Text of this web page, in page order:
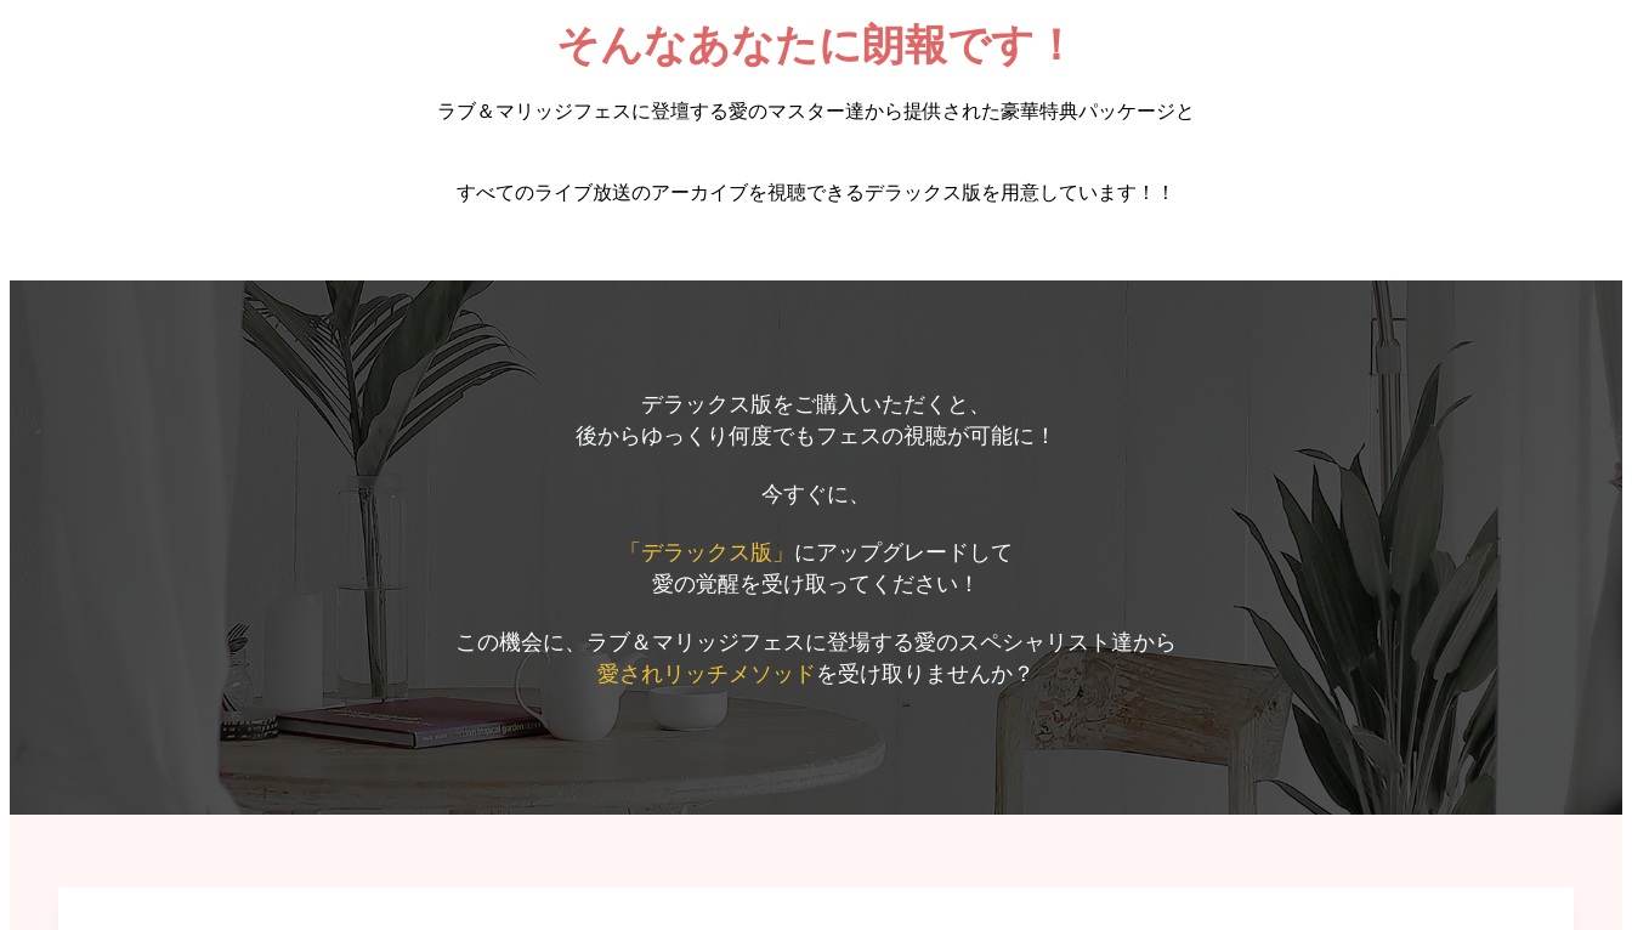
そんなあなたに朗報です！
ラブ＆マリッジフェスに登壇する愛のマスター達から提供された豪華特典パッケージと
すべてのライブ放送のアーカイブを視聴できるデラックス版を用意しています！！
デラックス版をご購入いただくと、
後からゆっくり何度でもフェスの視聴が可能に！
今すぐに、
「デラックス版」 にアップグレードして
愛の覚醒を受け取ってください！
この機会に、ラブ＆マリッジフェスに登場する愛のスペシャリスト達から
愛されリッチメソッドを受け取りませんか？